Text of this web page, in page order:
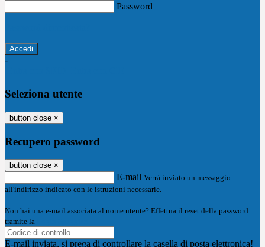
Password
-
Seleziona utente
button close ×
Recupero password
button close ×
E-mail Verrà inviato un messaggio
all'indirizzo indicato con le istruzioni necessarie.
Non hai una e-mail associata al nome utente? Effettua il reset della password
tramite la
E-mail inviata, si prega di controllare la casella di posta elettronica!